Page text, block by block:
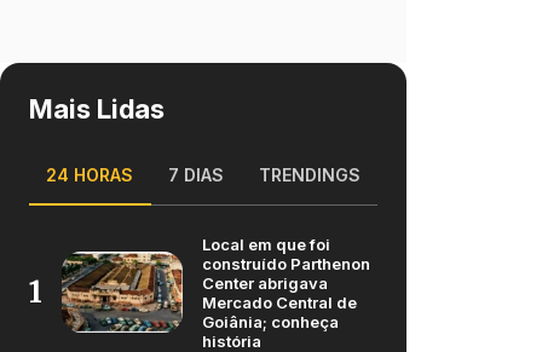
Mais Lidas
24 HORAS 7 DIAS TRENDINGS
1
Local em que foi
construído Parthenon
Center abrigava
Mercado Central de
Goiânia; conheça
história